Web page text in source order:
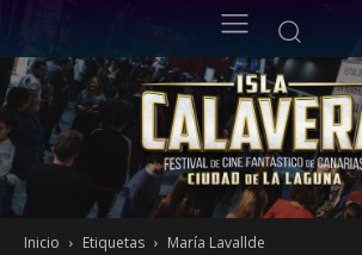
Inicio Etiquetas María Lavallde